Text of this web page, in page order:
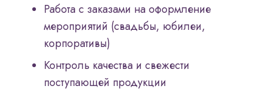
Работа с заказами на оформление
мероприятий (свадьбы, юбилеи,
корпоративы)
Контроль качества и свежести
поступающей продукции